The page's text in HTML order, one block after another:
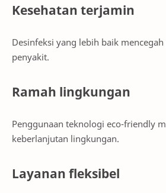
Kesehatan terjamin
Desinfeksi yang lebih baik
penyakit.
Ramah lingkungan
Penggunaan teknologi eco-friendly
keberlanjutan lingkungan.
Layanan fleksibel